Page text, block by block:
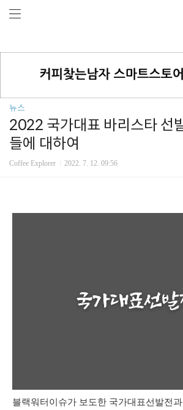
뉴스
2022 국가대표 바리스타 선
들에 대하여
Coffee Explorer 2022. 7. 12. 09:56
블랙워터이슈가 보도한 국가대표선발전